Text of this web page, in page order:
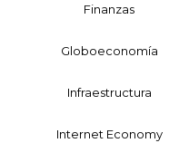
Finanzas
Globoeconomía
Infraestructura
Internet Economy